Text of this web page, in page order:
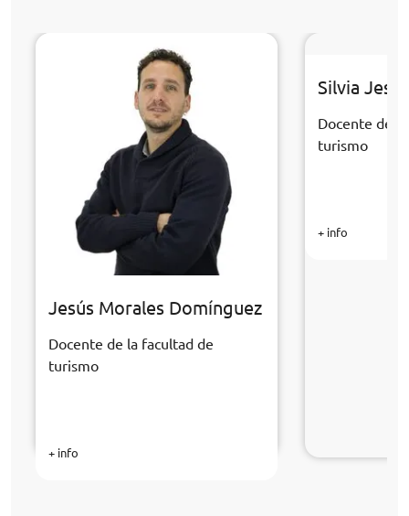
Jesús Morales Domínguez
Docente de la facultad de
turismo
+ info
Silvia
Docente de
turismo
+ info